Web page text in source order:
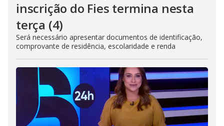
inscrição do Fies termina nesta
terça (4)
Será necessário apresentar documentos de identificação,
comprovante de residência, escolaridade e renda